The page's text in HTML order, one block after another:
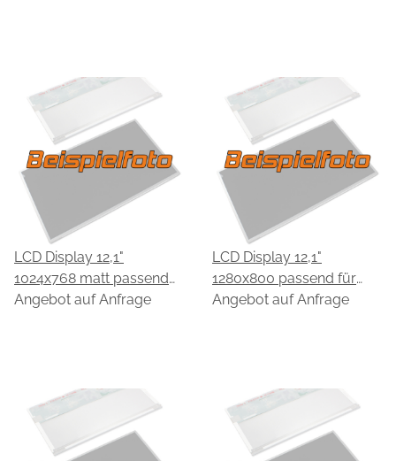
LCD Display 12,1"
1024x768 matt passend
für CPT CLAA121XG01
Angebot auf Anfrage
LCD Display 12,1"
1280x800 passend für
CPT CLAA121WA01A
Angebot auf Anfrage